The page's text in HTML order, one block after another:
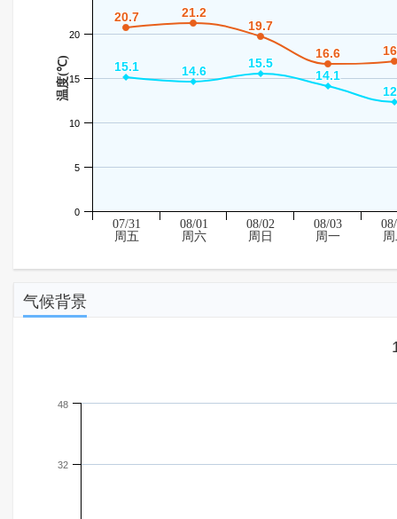
温度(℃)
20.7
20.7 21.2
21.2
19.7
19.7
16.6
16.6
15.1
15.1 14.6
14.6
15.5
15.5
14.1
14.1
0
5
10
15
20
07/31
周五
08/01
周六
08/02
周日
08/03
周一
气候背景
32
48